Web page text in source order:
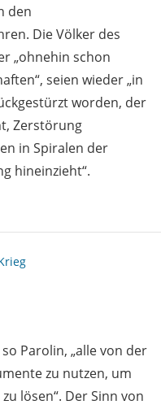
den
Die Völker des
„ohnehin schon
seien wieder „in
worden, der
Zerstörung
in Spiralen der
hineinzieht“.
Parolin, „alle von der
zu nutzen, um
lösen“. Der Sinn von